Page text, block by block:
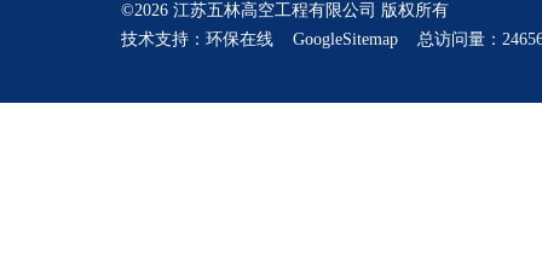
©2026 江苏五林高空工程有限公司 版权所有
技术支持： 环保在线 GoogleSitemap 总访问量：